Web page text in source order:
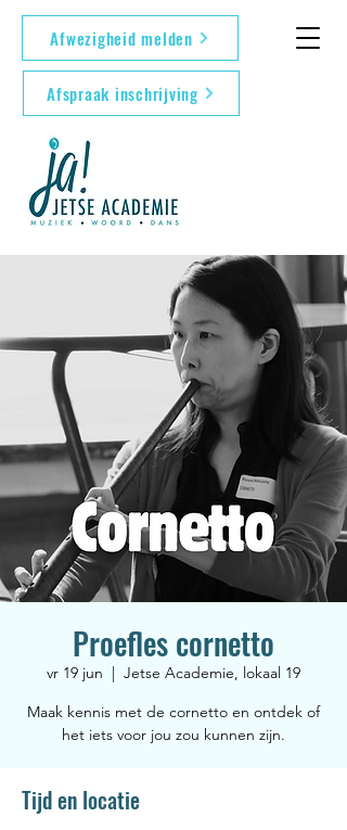
Afwezigheid melden
Afspraak inschrijving
Proefles cornetto
vr 19 jun
  |
Jetse Academie, lokaal 19
Maak kennis met de cornetto en ontdek of
het iets voor jou zou kunnen zijn.
Tijd en locatie